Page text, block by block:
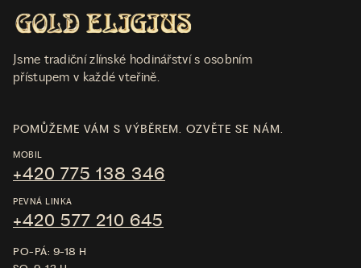
Jsme tradiční zlínské hodinářství s osobním
přístupem v každé vteřině.
POMŮŽEME VÁM S VÝBĚREM. OZVĚTE SE NÁM.
MOBIL
+420 775 138 346
PEVNÁ LINKA
+420 577 210 645
PO-PÁ: 9-18 H